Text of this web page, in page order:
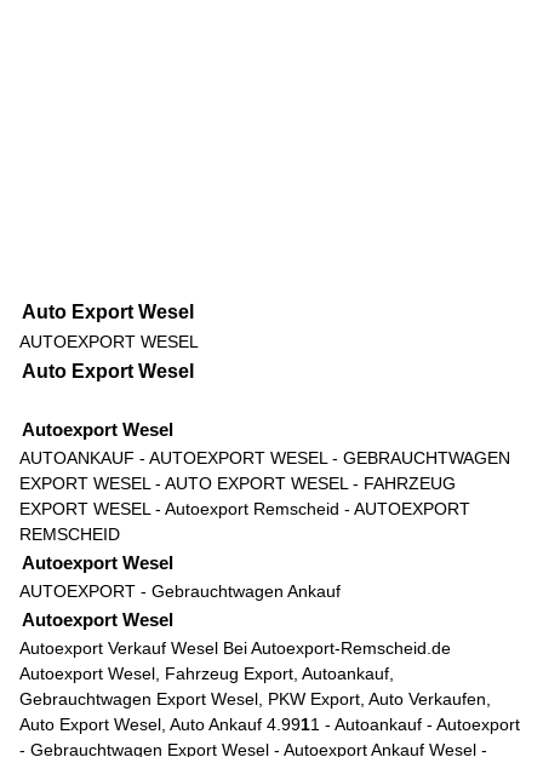
Auto Export Wesel
AUTOEXPORT WESEL
Auto Export Wesel
Autoexport Wesel
AUTOANKAUF - AUTOEXPORT WESEL - GEBRAUCHTWAGEN
EXPORT WESEL - AUTO EXPORT WESEL - FAHRZEUG
EXPORT WESEL - Autoexport Remscheid - AUTOEXPORT
REMSCHEID
Autoexport Wesel
AUTOEXPORT - Gebrauchtwagen Ankauf
Autoexport Wesel
Autoexport Verkauf Wesel Bei Autoexport-Remscheid.de
Autoexport Wesel, Fahrzeug Export, Autoankauf,
Gebrauchtwagen Export Wesel, PKW Export, Auto Verkaufen,
Auto Export Wesel, Auto Ankauf 4.9911 - Autoankauf - Autoexport
- Gebrauchtwagen Export Wesel - Autoexport Ankauf Wesel -